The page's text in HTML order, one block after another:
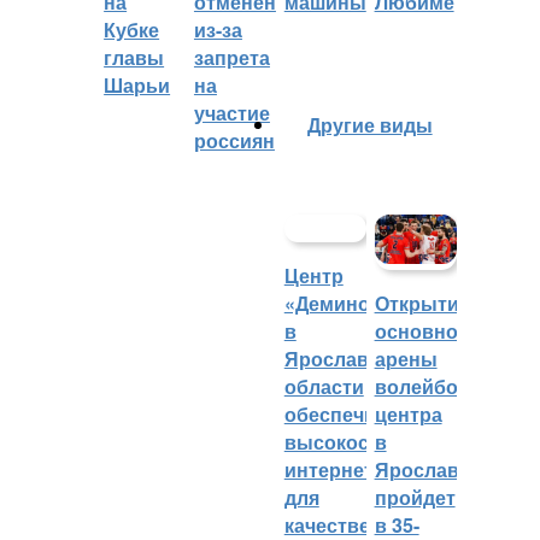
Кубке
главы
Шарьи
из-за
запрета
на
участие
россиян
Другие виды
Центр
«Демино»
в
Ярославской
области
обеспечивают
высокоскоростным
интернетом
для
качественных
Открытие
основной
арены
волейбольного
центра
в
Ярославле
пройдет
в 35-